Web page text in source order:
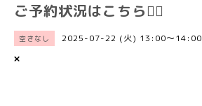
ご予約状況はこちら💁‍♀️
空きなし 2025-07-22 (火) 13:00～14:00
×